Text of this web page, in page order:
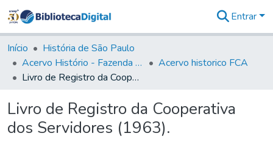
&
Coleções
Tudo na
Biblioteca
Estatísticas
Entrar
Início
História de São Paulo
Acervo Histório - Fazenda Lageado
Acervo historico FCA
Livro de Registro da Cooperativa dos Servidores (1963).
Livro de Registro da Cooperativa
dos Servidores (1963).